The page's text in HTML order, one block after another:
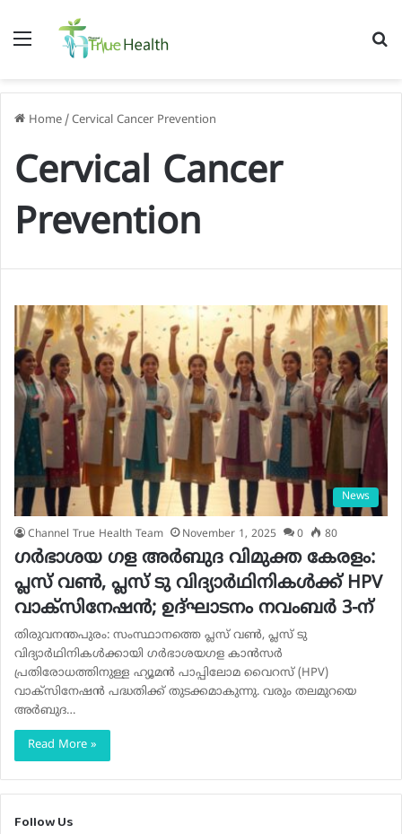
Menu
Home /Cervical Cancer Prevention
Cervical Cancer
Prevention
News
Channel True Health Team November 1, 2025 0 80
ഗർഭാശയ ഗള അർബുദ വിമുക്ത കേരളം:
പ്ലസ് വൺ, പ്ലസ് ടു വിദ്യാർഥിനികൾക്ക് HPV
വാക്‌സിനേഷൻ; ഉദ്ഘാടനം നവംബർ 3-ന്
തിരുവനന്തപുരം: സംസ്ഥാനത്തെ പ്ലസ് വൺ, പ്ലസ് ടു
വിദ്യാർഥിനികൾക്കായി ഗർഭാശയഗള കാൻസർ
പ്രതിരോധത്തിനുള്ള ഹ്യൂമൻ പാപ്പിലോമ വൈറസ് (HPV)
വാക്‌സിനേഷൻ പദ്ധതിക്ക് തുടക്കമാകുന്നു. വരും തലമുറയെ
അർബുദ…
Read More »
Follow Us